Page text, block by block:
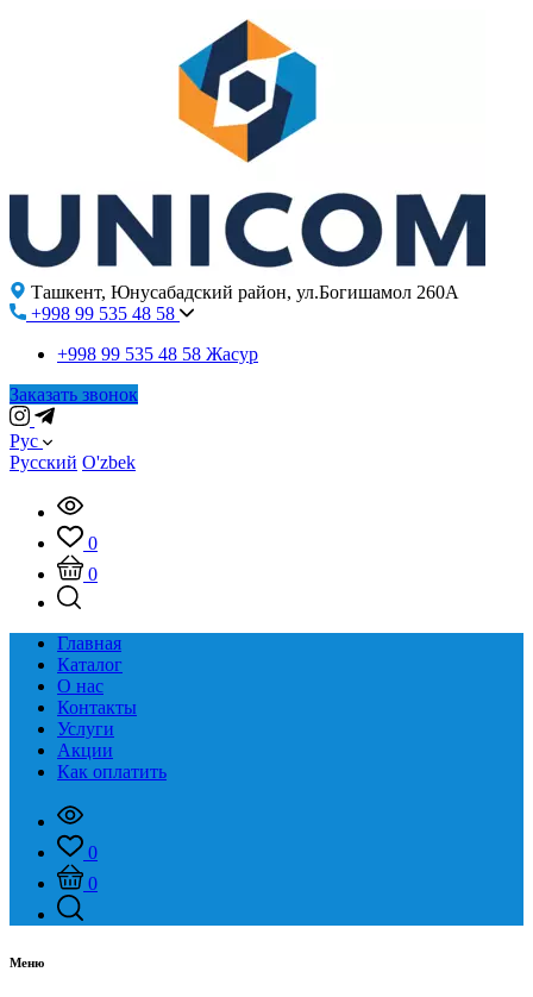
Ташкент, Юнусабадский район, ул.Богишамол 260А
+998 99 535 48 58
+998 99 535 48 58 Жасур
Заказать звонок
Рус
Русский O'zbek
0
0
Главная
Каталог
О нас
Контакты
Услуги
Акции
Как оплатить
0
0
Меню